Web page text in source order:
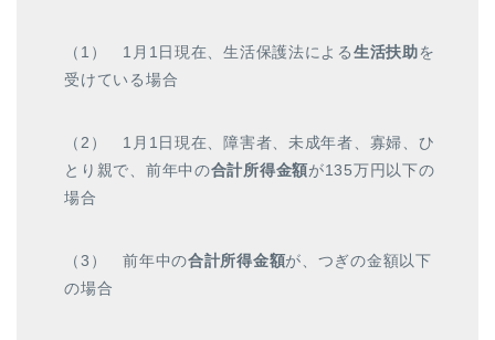
（1） 1月1日現在、生活保護法による生活扶助を
受けている場合
（2） 1月1日現在、障害者、未成年者、寡婦、ひ
とり親で、前年中の合計所得金額が135万円以下の
場合
（3） 前年中の合計所得金額が、つぎの金額以下
の場合